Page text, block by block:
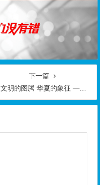
下一篇
文明的图腾 华夏的象征 —— 历代玉器上的龙纹及演变